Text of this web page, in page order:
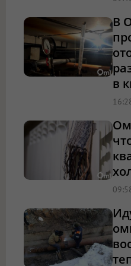
В
в